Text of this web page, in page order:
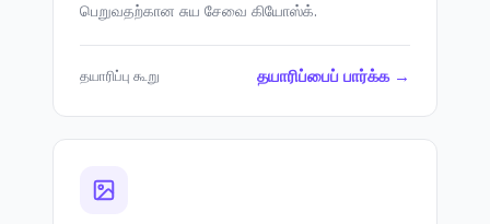
பெறுவதற்கான சுய சேவை கியோஸ்க்.
தயாரிப்பு கூறு தயாரிப்பைப் பார்க்க →